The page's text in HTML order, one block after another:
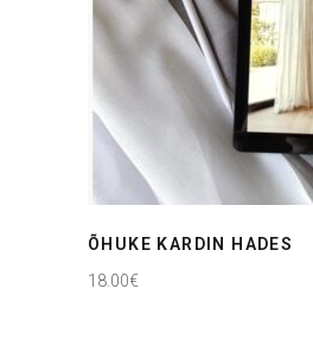
ÕHUKE KARDIN HADES
18.00€